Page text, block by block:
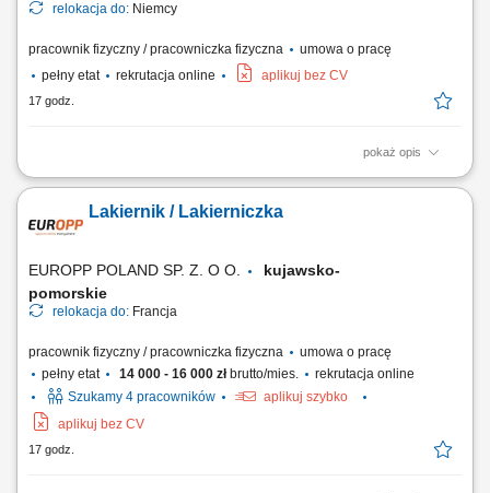
relokacja do: Niemcy
pracownik fizyczny / pracowniczka fizyczna
umowa o pracę
pełny etat
rekrutacja online aplikuj bez CV
17 godz.
pokaż opis
Poszukiwani są doświadczeni stolarze do pracy przy produkcji i
stolarskim. Stabilne zatrudnienie i możliwość rozwoju w rzemiośle.
Zakres obowiązków: Przygotowanie i cięcie elementów drewnianych
Lakiernik / Lakierniczka
EUROPP POLAND SP. Z. O O.
kujawsko-
pomorskie
relokacja do: Francja
pracownik fizyczny / pracowniczka fizyczna
umowa o pracę
pełny etat
14 000 - 16 000 złbrutto/mies.
rekrutacja online
Szukamy 4 pracowników
aplikuj szybko
aplikuj bez CV
17 godz.